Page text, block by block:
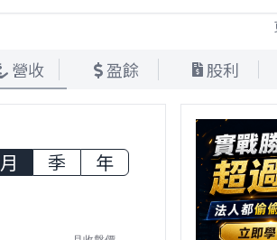
營收 盈餘 股利
月 季 年